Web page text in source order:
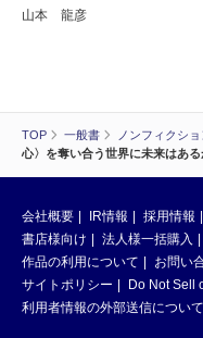
TOP 一般書 ノンフィクショ
心〉を奪い合う世界に未来はある
山本 龍彦
会社概要 IR情報 採用情報
書店様向け
法人様一括購入
作品の利用について
お問い
サイトポリシー
Do Not Sell
利用者情報の外部送信について